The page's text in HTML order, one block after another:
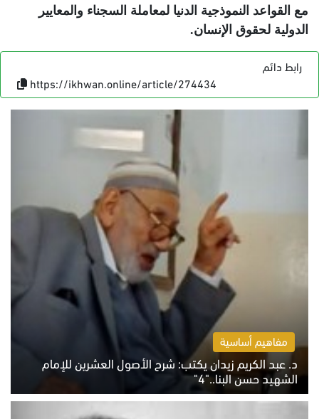
مع القواعد النموذجية الدنيا لمعاملة السجناء والمعايير
الدولية لحقوق الإنسان.
رابط دائم
https://ikhwan.online/article/274434
مفاهيم أساسية
د. عبد الكريم زيدان يكتب: شرح الأصول العشرين للإمام
الشهيد حسن البنا.."4"
الخميس 6 أغسطس 2026 10:27 ص